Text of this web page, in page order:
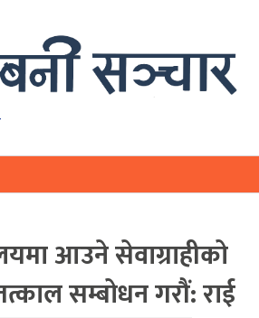
आउने सेवाग्राहीको
सम्बोधन गरौं: राई